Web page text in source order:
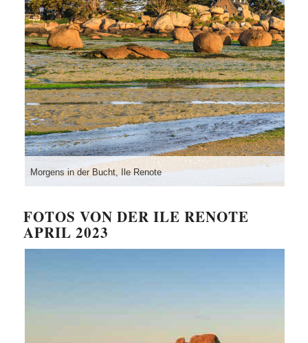
Morgens in der Bucht, Ile Renote
FOTOS VON DER ILE RENOTE
APRIL 2023